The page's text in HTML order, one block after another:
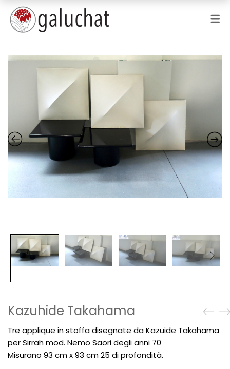
Kazuhide Takahama
Tre applique in stoffa disegnate da Kazuide Takahama
per Sirrah mod. Nemo Saori degli anni 70
Misurano 93 cm x 93 cm 25 di profondità.